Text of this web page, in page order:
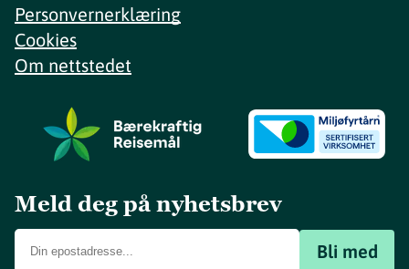
Personvernerklæring
Cookies
Om nettstedet
Meld deg på nyhetsbrev
Bli med